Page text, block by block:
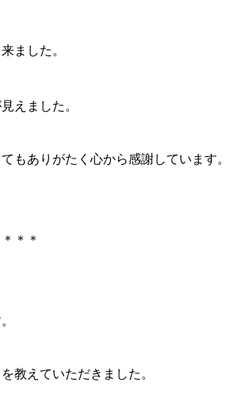
ました。
えました。
もありがたく心から感謝しています。
＊＊
教えていただきました。